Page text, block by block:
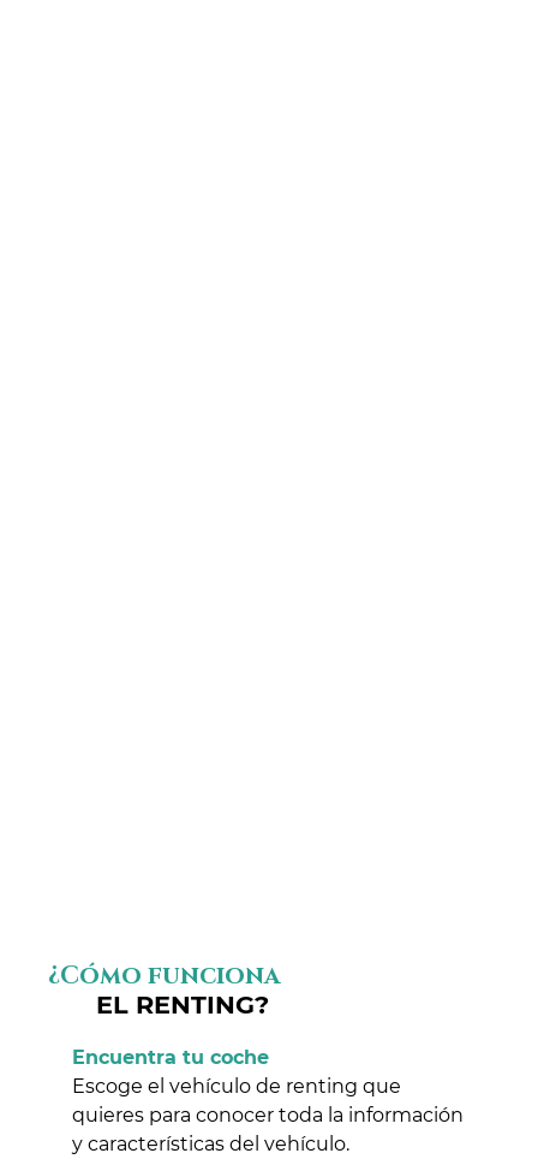
¿Cómo funciona
EL RENTING?
Encuentra tu coche
Escoge el vehículo de renting que
quieres para conocer toda la información
y características del vehículo.